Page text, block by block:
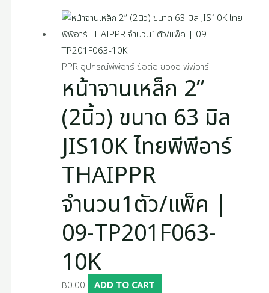
PPR อุปกรณ์พีพีอาร์ ข้อต่อ ข้องอ พีพีอาร์
หน้าจานเหล็ก 2”
(2นิ้ว) ขนาด 63 มิล
JIS10K ไทยพีพีอาร์
THAIPPR
จำนวน1ตัว/แพ็ค |
09-TP201F063-
10K
฿0.00 ADD TO CART